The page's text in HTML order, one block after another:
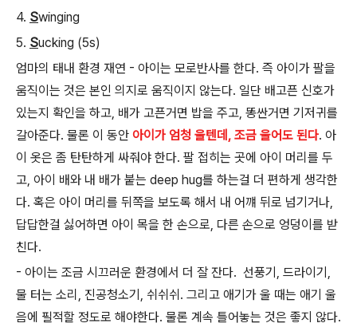
4. Swinging
5. Sucking (5s)
엄마의 태내 환경 재연 - 아이는 모로반사를 한다. 즉 아이가 팔을
움직이는 것은 본인 의지로 움직이지 않는다. 일단 배고픈 신호가
있는지 확인을 하고, 배가 고픈거면 밥을 주고, 똥싼거면 기저귀를
갈아준다. 물론 이 동안 아이가 엄청 울텐데, 조금 울어도 된다. 아
이 옷은 좀 탄탄하게 싸줘야 한다. 팔 접히는 곳에 아이 머리를 두
고, 아이 배와 내 배가 붙는 deep hug를 하는걸 더 편하게 생각한
다. 혹은 아이 머리를 뒤쪽을 보도록 해서 내 어꺠 뒤로 넘기거나,
답답한걸 싫어하면 아이 목을 한 손으로, 다른 손으로 엉덩이를 받
친다.
- 아이는 조금 시끄러운 환경에서 더 잘 잔다. 선풍기, 드라이기,
물 터는 소리, 진공청소기, 쉬쉬쉬. 그리고 애기가 울 때는 애기 울
음에 필적할 정도로 해야한다. 물론 계속 틀어놓는 것은 좋지 않다.